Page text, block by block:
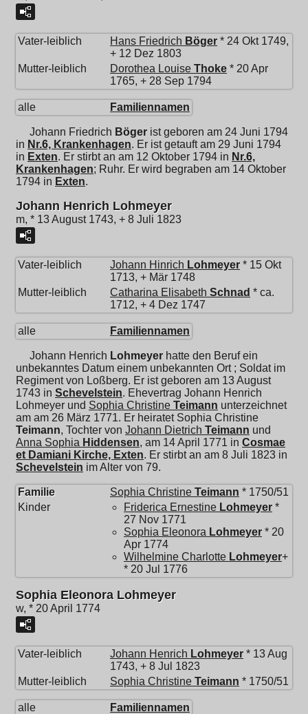
Vater-leiblich Hans Friedrich Böger * 24 Okt 1749,
+ 12 Dez 1803
Mutter-leiblich
Dorothea Louise Thoke * 20 Apr
1765, + 28 Sep 1794
alle Familiennamen
Johann Friedrich Böger ist geboren am 24 Juni 1794
in Nr.6, Krankenhagen. Er ist getauft am 29 Juni 1794
in Exten. Er stirbt an am 12 Oktober 1794 in Nr.6,
Krankenhagen; Ruhr. Er wird begraben am 14 Oktober
1794 in Exten.
Johann Henrich Lohmeyer
m, * 13 August 1743, + 8 Juli 1823
Vater-leiblich Johann Hinrich Lohmeyer * 15 Okt
1713, + Mär 1748
Mutter-leiblich
Catharina Elisabeth Schnad * ca.
1712, + 4 Dez 1747
alle Familiennamen
Johann Henrich Lohmeyer hatte den Beruf ein
unbekanntes Datum einem unbekannten Ort ; Soldat im
Regiment von Loßberg. Er ist geboren am 13 August
1743 in Schevelstein. Ehevertrag Johann Henrich
Lohmeyer und Sophia Christine Teimann unterzeichnet
am am 26 März 1771. Er heiratet Sophia Christine
Teimann, Tochter von Johann Dietrich Teimann und
Anna Sophia Hiddensen, am 14 April 1771 in Cosmae
et Damiani Kirche, Exten. Er stirbt an am 8 Juli 1823 in
Schevelstein im Alter von 79.
Familie Sophia Christine Teimann * 1750/51
Kinder
Friderica Ernestine Lohmeyer *
27 Nov 1771
Sophia Eleonora Lohmeyer * 20
Apr 1774
Wilhelmine Charlotte Lohmeyer+
* 20 Jul 1776
Sophia Eleonora Lohmeyer
w, * 20 April 1774
Vater-leiblich Johann Henrich Lohmeyer * 13 Aug
1743, + 8 Jul 1823
Mutter-leiblich
Sophia Christine Teimann * 1750/51
alle Familiennamen